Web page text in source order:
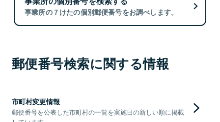
事業所の７けたの個別郵便番号をお調べします。
郵便番号検索に関する情報
市町村変更情報
郵便番号を公表した市町村の一覧を実施日の新しい順に掲載